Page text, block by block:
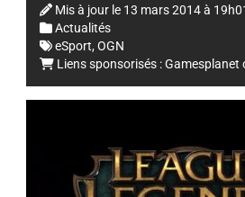
Mis à jour le 13 mars 2014 à
Actualités
eSport, OGN
Liens sponsorisés :Gamesplanet